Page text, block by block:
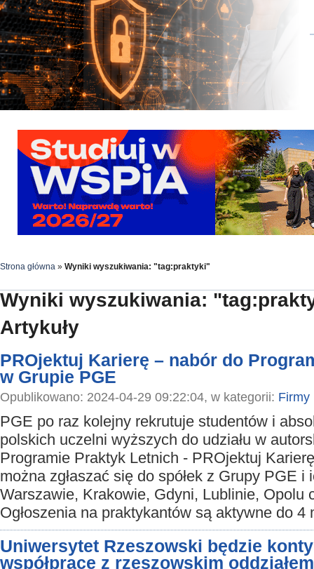
Strona główna » Wyniki wyszukiwania: "tag:praktyki"
Wyniki wyszukiwania:
Artykuły
PROjektuj Karierę – nabór do
w Grupie PGE
Opublikowano: 2024-04-29 09:22:04, w kategorii: Firmy
PGE po raz kolejny rekrutuje studentów i
polskich uczelni wyższych do udziału w
Programie Praktyk Letnich - PROjektuj
można zgłaszać się do spółek z Grupy PGE i
Warszawie, Krakowie, Gdyni, Lublinie, Opolu
Ogłoszenia na praktykantów są aktywne do 4
Uniwersytet Rzeszowski będzie
współpracę z rzeszowskim